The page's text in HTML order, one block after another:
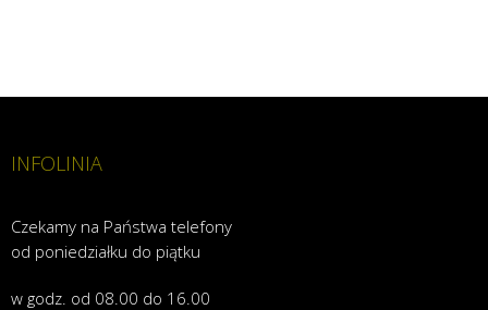
INFOLINIA
Czekamy na Państwa telefony
od poniedziałku do piątku
w godz. od 08.00 do 16.00